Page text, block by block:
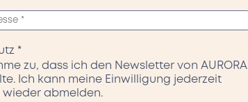
*
zu, dass ich den Newsletter von AURORA
Ich kann meine Einwilligung jederzeit
wieder abmelden.